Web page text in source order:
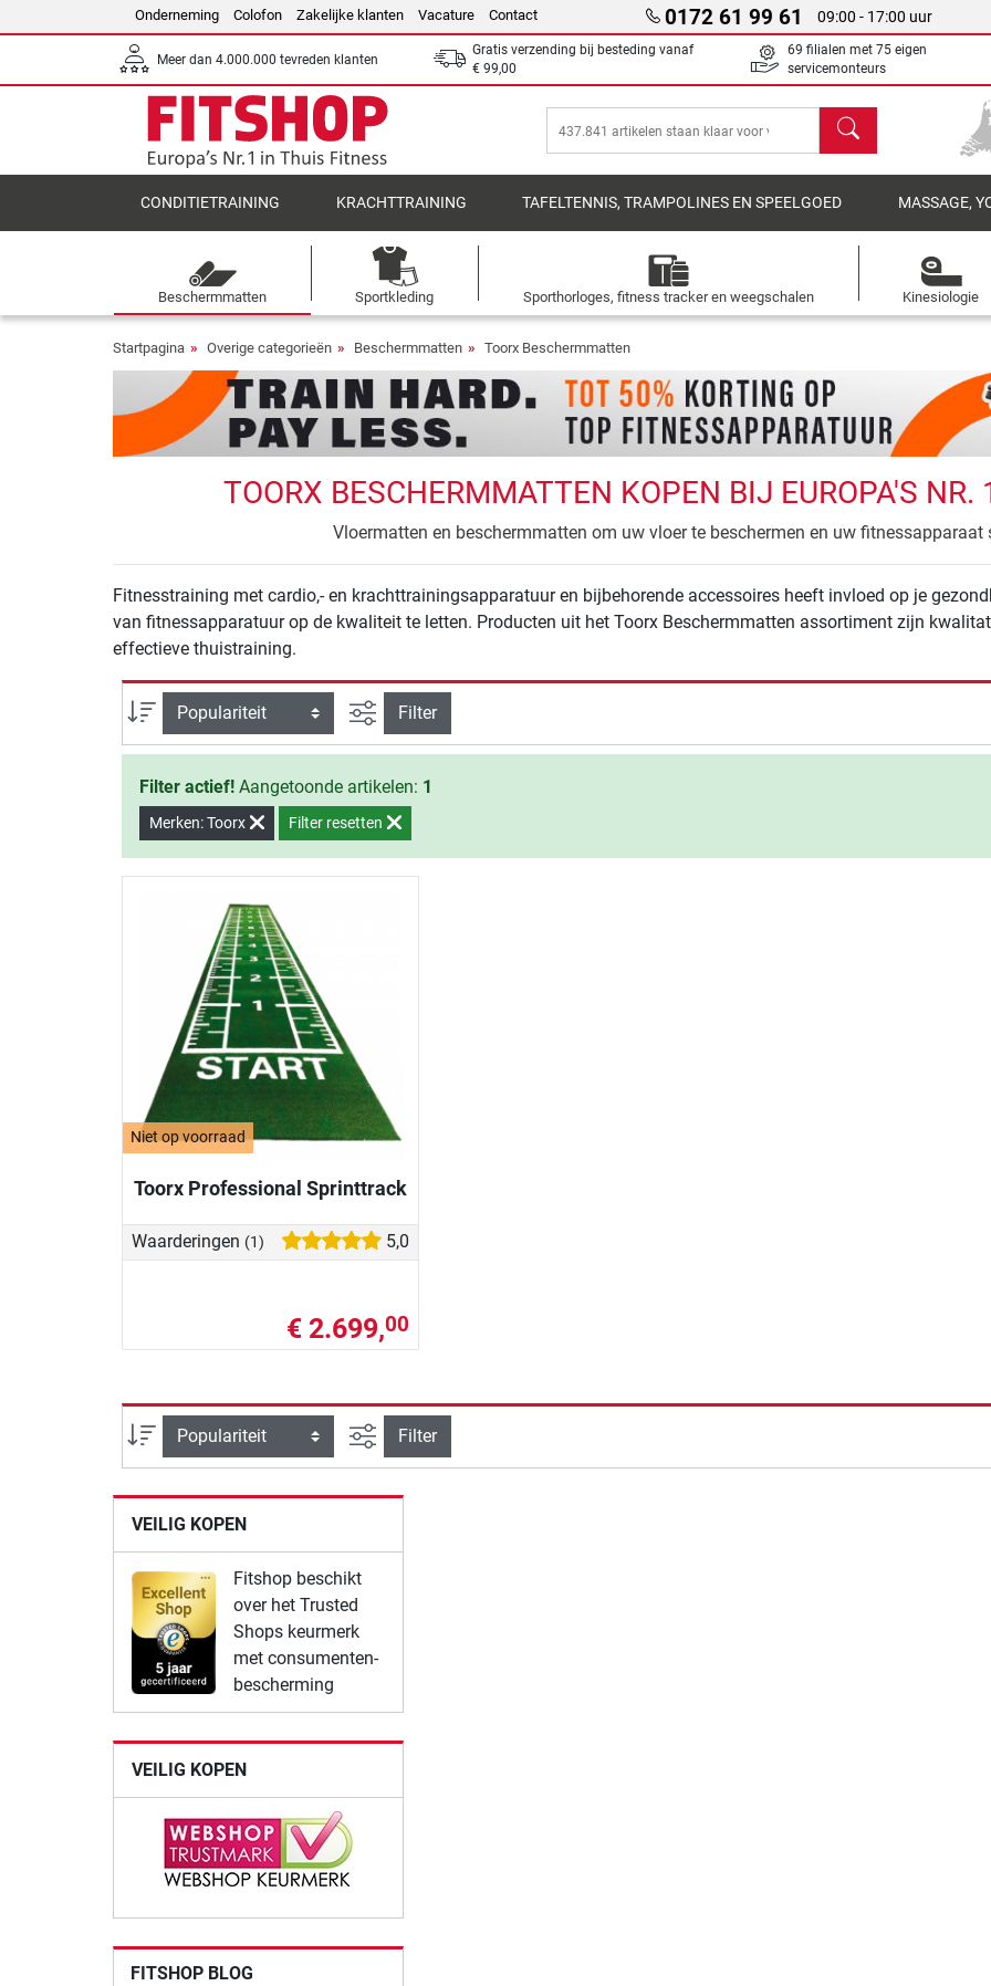
Onderneming Colofon Zakelijke klanten Vacature Contact 0172 61 99 61 09:00 - 17:00 uur
Meer dan 4.000.000 tevreden klanten
Gratis verzending bij besteding vanaf
€ 99,00
69 filialen met 75 eigen
servicemonteurs
Zoeken
CONDITIETRAINING KRACHTTRAINING TAFELTENNIS, TRAMPOLINES EN SPEELGOED MASSAGE,
Beschermmatten Sportkleding Sporthorloges, fitness tracker en weegschalen Kinesiologie
Startpagina Overige categorieën Beschermmatten Toorx Beschermmatten
TOORX BESCHERMMATTEN KOPEN BIJ EUROPA'S
Vloermatten en beschermmatten om uw vloer te beschermen en uw fitnessapparaat
Fitnesstraining met cardio,- en krachttrainingsapparatuur en bijbehorende accessoires heeft invloed op je
van fitnessapparatuur op de kwaliteit te letten. Producten uit het Toorx Beschermmatten assortiment zijn
effectieve thuistraining.
Sortering Zoeken binnen de resultaten
Filter
Filter actief! Aangetoonde artikelen: 1
Merken: Toorx Filter resetten
Niet op voorraad
Toorx Professional Sprinttrack
Waarderingen (1) 5,0
€ 2.699,00
Sortering Zoeken binnen de resultaten
Filter
VEILIG KOPEN
Fitshop beschikt
over het Trusted
Shops keurmerk
met consumenten-
bescherming
VEILIG KOPEN
FITSHOP BLOG